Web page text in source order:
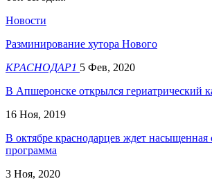
Новости
Разминирование хутора Нового
КРАСНОДАР1 5 Фев, 2020
В Апшеронске открылся гериатрический
16 Ноя, 2019
В октябре краснодарцев ждет насыщенная
программа
3 Ноя, 2020